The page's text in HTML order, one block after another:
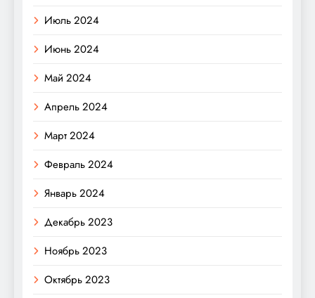
Июль 2024
Июнь 2024
Май 2024
Апрель 2024
Март 2024
Февраль 2024
Январь 2024
Декабрь 2023
Ноябрь 2023
Октябрь 2023